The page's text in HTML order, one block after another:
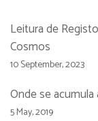
Leitura de
Cosmos
10 September, 2023
Onde se acumula
5 May, 2019